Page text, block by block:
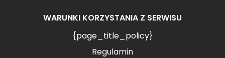
WARUNKI KORZYSTANIA Z SERWISU
{page_title_policy}
Regulamin